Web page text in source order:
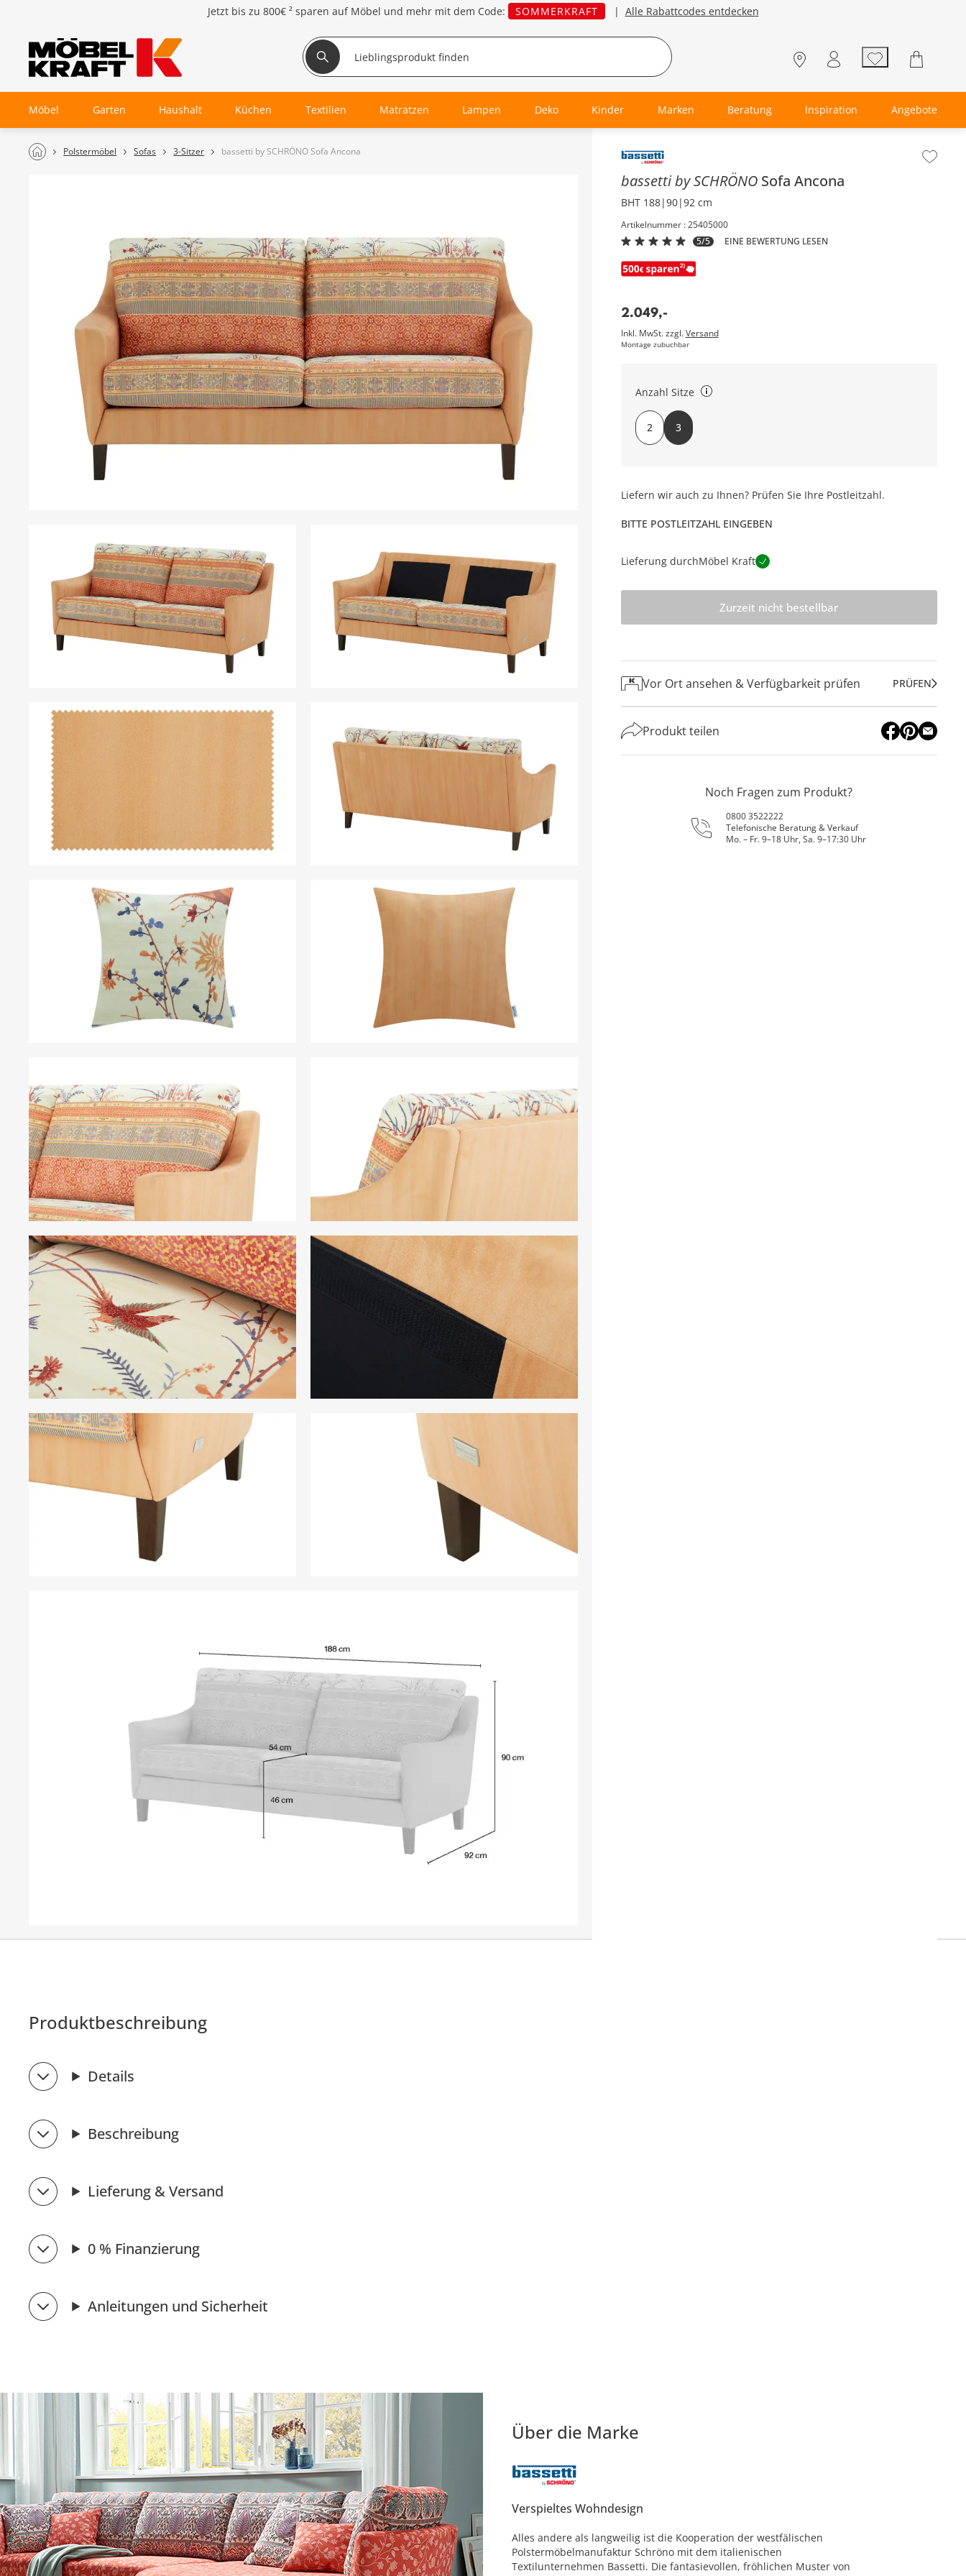
Jetzt bis zu 800€ ² sparen auf Möbel und mehr mit dem Code: SOMMERKRAFT | Alle Rabattcodes entdecken
Möbel Garten Haushalt Küchen Textilien Matratzen Lampen Deko Kinder Marken Beratung Inspiration Angebote
Polstermöbel Sofas 3-Sitzer bassetti by SCHRÖNO Sofa Ancona Inhalt der Seitenleiste überspringen - Zum Seitenende
bassetti by SCHRÖNO Sofa Ancona
BHT 188|90|92 cm
Artikelnummer : 25405000
5/5
EINE BEWERTUNG LESEN
2.049,-
Inkl. MwSt. zzgl.Versand
Montage zubuchbar
Anzahl Sitze
Sofa 2-sitzig BHT ca. 148x90x92 cm Sofa 3-sitzig BHT ca. 188x90x92 cm
2 3
Liefern wir auch zu Ihnen? Prüfen Sie Ihre Postleitzahl.
BITTE POSTLEITZAHL EINGEBEN
Lieferung durchMöbel Kraft
Zurzeit nicht bestellbar
Vor Ort ansehen & Verfügbarkeit prüfen PRÜFEN
Produkt teilen
Noch Fragen zum Produkt?
0800 3522222
Telefonische Beratung & Verkauf
Mo. – Fr. 9–18 Uhr, Sa. 9–17:30 Uhr
Produktbeschreibung
Details
Beschreibung
Lieferung & Versand
0 % Finanzierung
Anleitungen und Sicherheit
Über die Marke
Verspieltes Wohndesign
Alles andere als langweilig ist die Kooperation der westfälischen
Polstermöbelmanufaktur Schröno mit dem italienischen
Textilunternehmen Bassetti. Die fantasievollen, fröhlichen Muster von